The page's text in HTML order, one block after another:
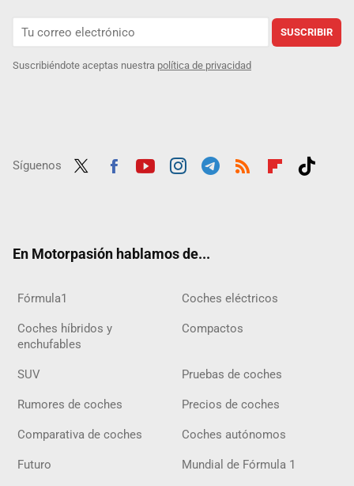
SUSCRIBIR
Suscribiéndote aceptas nuestra política de privacidad
Síguenos
En Motorpasión hablamos de...
Fórmula1 Coches eléctricos
Coches híbridos y
enchufables
Compactos
SUV Pruebas de coches
Rumores de coches Precios de coches
Comparativa de coches Coches autónomos
Futuro Mundial de Fórmula 1